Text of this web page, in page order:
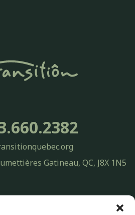
Gatineau, QC, J8X 1N5